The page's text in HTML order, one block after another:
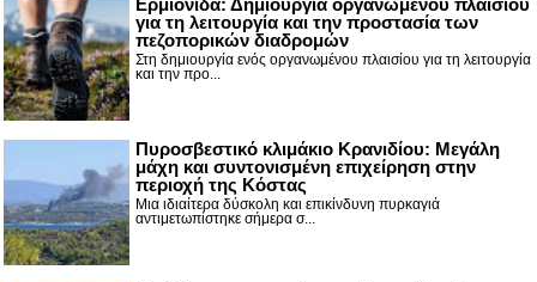
Ερμιονίδα: Δημιουργία οργανωμένου πλαισίου
για τη λειτουργία και την προστασία των
πεζοπορικών διαδρομών
Στη δημιουργία ενός οργανωμένου πλαισίου για τη λειτουργία
και την προ...
Πυροσβεστικό κλιμάκιο Κρανιδίου: Μεγάλη
μάχη και συντονισμένη επιχείρηση στην
περιοχή της Κόστας
Μια ιδιαίτερα δύσκολη και επικίνδυνη πυρκαγιά
αντιμετωπίστηκε σήμερα σ...